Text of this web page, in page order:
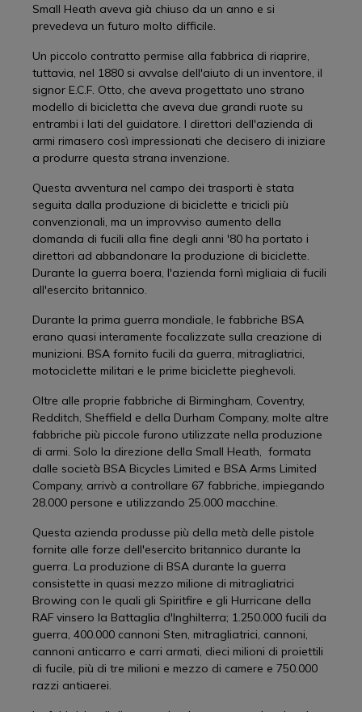
Small Heath aveva già chiuso da un anno e si
prevedeva un futuro molto difficile.
Un piccolo contratto permise alla fabbrica di riaprire,
tuttavia, nel 1880 si avvalse dell'aiuto di un inventore, il
signor E.C.F. Otto, che aveva progettato uno strano
modello di bicicletta che aveva due grandi ruote su
entrambi i lati del guidatore. I direttori dell'azienda di
armi rimasero così impressionati che decisero di iniziare
a produrre questa strana invenzione.
Questa avventura nel campo dei trasporti è stata
seguita dalla produzione di biciclette e tricicli più
convenzionali, ma un improvviso aumento della
domanda di fucili alla fine degli anni '80 ha portato i
direttori ad abbandonare la produzione di biciclette.
Durante la guerra boera, l'azienda fornì migliaia di fucili
all'esercito britannico.
Durante la prima guerra mondiale, le fabbriche BSA
erano quasi interamente focalizzate sulla creazione di
munizioni. BSA fornito fucili da guerra, mitragliatrici,
motociclette militari e le prime biciclette pieghevoli.
Oltre alle proprie fabbriche di Birmingham, Coventry,
Redditch, Sheffield e della Durham Company, molte altre
fabbriche più piccole furono utilizzate nella produzione
di armi. Solo la direzione della Small Heath, formata
dalle società BSA Bicycles Limited e BSA Arms Limited
Company, arrivò a controllare 67 fabbriche, impiegando
28.000 persone e utilizzando 25.000 macchine.
Questa azienda produsse più della metà delle pistole
fornite alle forze dell'esercito britannico durante la
guerra. La produzione di BSA durante la guerra
consistette in quasi mezzo milione di mitragliatrici
Browing con le quali gli Spiritfire e gli Hurricane della
RAF vinsero la Battaglia d'Inghilterra; 1.250.000 fucili da
guerra, 400.000 cannoni Sten, mitragliatrici, cannoni,
cannoni anticarro e carri armati, dieci milioni di proiettili
di fucile, più di tre milioni e mezzo di camere e 750.000
razzi antiaerei.